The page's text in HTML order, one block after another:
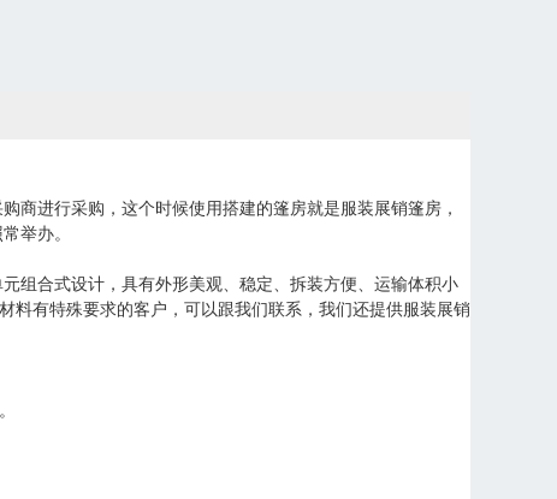
商进行采购，这个时候使用搭建的篷房就是服装展销篷房，
举办。
组合式设计，具有外形美观、稳定、拆装方便、运输体积小
料有特殊要求的客户，可以跟我们联系，我们还提供服装展销